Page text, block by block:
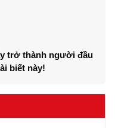
trở thành người đầu
biết này!